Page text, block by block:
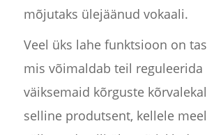
mõjutaks ülejäänud vokaali.
Veel üks lahe funktsioon on
mis võimaldab teil reguleerida
väiksemaid kõrguste
selline produtsent, kellele